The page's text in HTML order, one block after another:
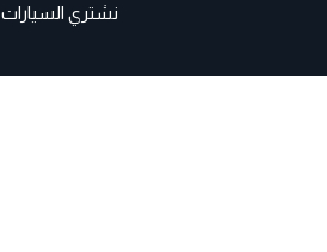
نشتري السيارات